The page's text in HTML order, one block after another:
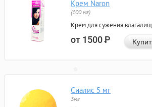
Крем Naron
(100 мг)
Крем для сужения
от 1500Р
Сиалис 5 мг
5мг